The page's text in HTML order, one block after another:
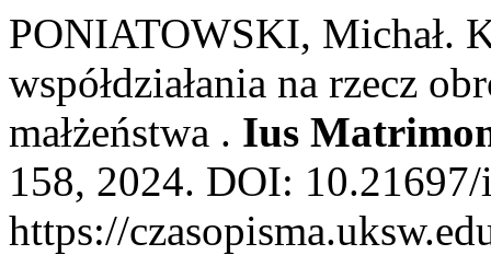
PONIATOWSKI, Michał.
współdziałania na rzecz
małżeństwa . Ius
158, 2024. DOI:
https://